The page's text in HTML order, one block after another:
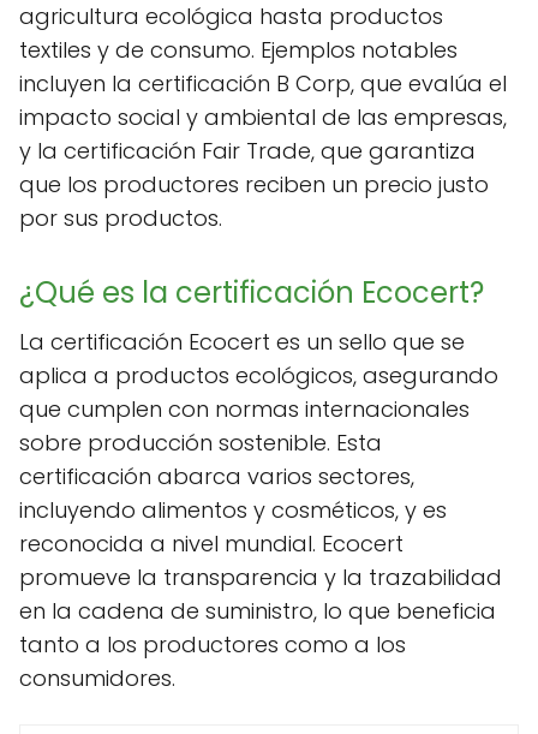
agricultura ecológica hasta productos
textiles y de consumo. Ejemplos notables
incluyen la certificación B Corp, que evalúa el
impacto social y ambiental de las empresas,
y la certificación Fair Trade, que garantiza
que los productores reciben un precio justo
por sus productos.
¿Qué es la certificación Ecocert?
La certificación Ecocert es un sello que se
aplica a productos ecológicos, asegurando
que cumplen con normas internacionales
sobre producción sostenible. Esta
certificación abarca varios sectores,
incluyendo alimentos y cosméticos, y es
reconocida a nivel mundial. Ecocert
promueve la transparencia y la trazabilidad
en la cadena de suministro, lo que beneficia
tanto a los productores como a los
consumidores.